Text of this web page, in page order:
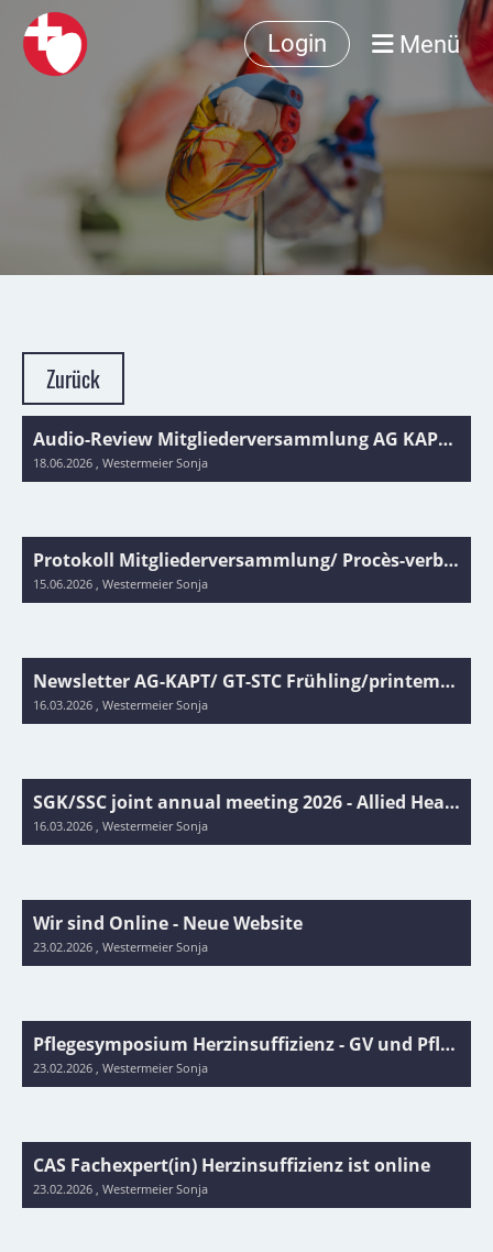
Login Menü
Zurück
Audio-Review Mitgliederversammlung AG KAPT/ Review audio de l'Assemblée Générale GT STC (en allemand) 2026
18.06.2026 , Westermeier Sonja
Protokoll Mitgliederversammlung/ Procès-verbal de l'Assemblée Générale 2026
15.06.2026 , Westermeier Sonja
Newsletter AG-KAPT/ GT-STC Frühling/printemps 2026
16.03.2026 , Westermeier Sonja
SGK/SSC joint annual meeting 2026 - Allied Health Professionals Programm DE/ FR/ EN
16.03.2026 , Westermeier Sonja
Wir sind Online - Neue Website
23.02.2026 , Westermeier Sonja
Pflegesymposium Herzinsuffizienz - GV und Pflegesymposium 22.05.2026 Schloss Mammern
23.02.2026 , Westermeier Sonja
CAS Fachexpert(in) Herzinsuffizienz ist online
23.02.2026 , Westermeier Sonja